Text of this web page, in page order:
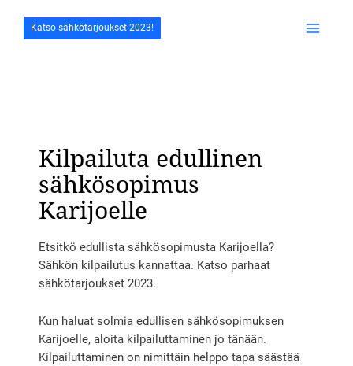
sisältöönKatso sähkötarjoukset 2023!
Kilpailuta edullinen
sähkösopimus
Karijoelle
Etsitkö edullista sähkösopimusta Karijoella?
Sähkön kilpailutus kannattaa. Katso parhaat
sähkötarjoukset 2023.
Kun haluat solmia edullisen sähkösopimuksen
Karijoelle, aloita kilpailuttaminen jo tänään.
Kilpailuttaminen on nimittäin helppo tapa säästää